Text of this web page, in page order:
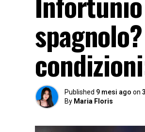
Published 9 mesi ago on
By Maria Floris